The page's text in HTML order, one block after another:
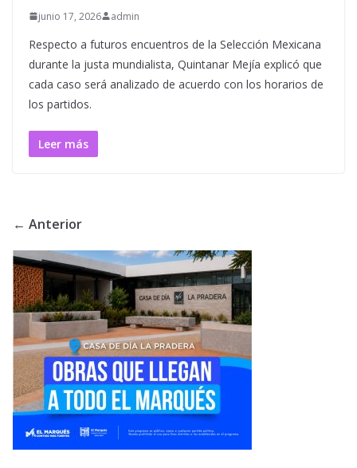
junio 17, 2026 admin
Respecto a futuros encuentros de la Selección Mexicana
durante la justa mundialista, Quintanar Mejía explicó que
cada caso será analizado de acuerdo con los horarios de
los partidos.
Leer más
← Anterior